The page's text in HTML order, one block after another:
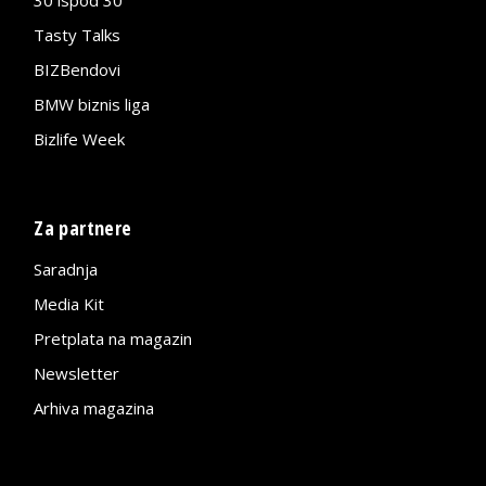
Tasty Talks
BIZBendovi
BMW biznis liga
Bizlife Week
Za partnere
Saradnja
Media Kit
Pretplata na magazin
Newsletter
Arhiva magazina